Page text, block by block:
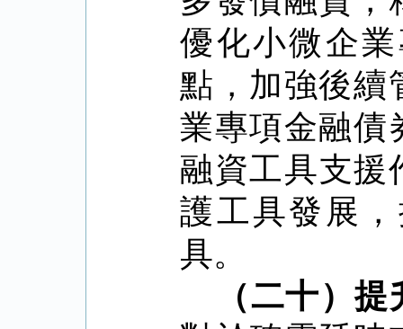
優化小微企
點，加強後續
業專項金融債
融資工具支援
護工具發展
具。
（二十）